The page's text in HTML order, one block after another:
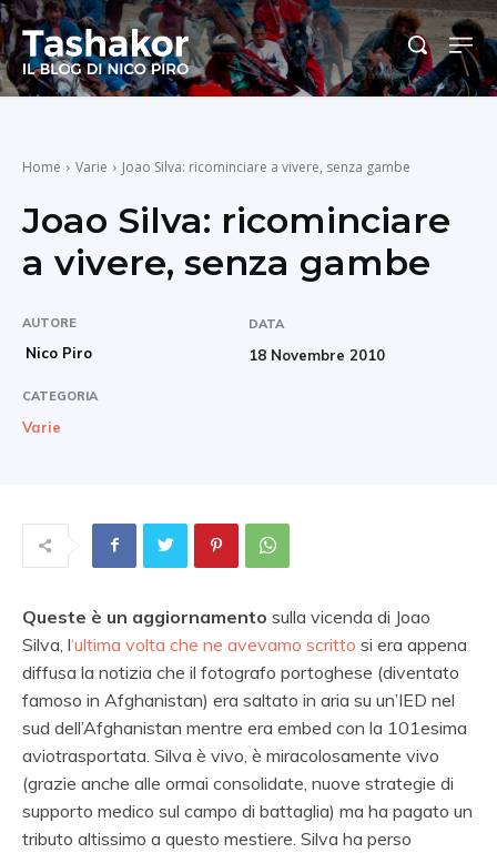
Home Varie Joao Silva: ricominciare a vivere, senza gambe
Joao Silva: ricominciare
a vivere, senza gambe
AUTORE
Nico Piro
DATA
18 Novembre 2010
CATEGORIA
Varie
Queste è un aggiornamento sulla vicenda di Joao
Silva, l‘ultima volta che ne avevamo scritto si era appena
diffusa la notizia che il fotografo portoghese (diventato
famoso in Afghanistan) era saltato in aria su un’IED nel
sud dell’Afghanistan mentre era embed con la 101esima
aviotrasportata. Silva è vivo, è miracolosamente vivo
(grazie anche alle ormai consolidate, nuove strategie di
supporto medico sul campo di battaglia) ma ha pagato un
tributo altissimo a questo mestiere. Silva ha perso